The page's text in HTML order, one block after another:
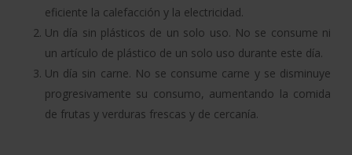
eficiente la calefacción y la electricidad.
Un día sin plásticos de un solo uso. No se consume ni
un artículo de plástico de un solo uso durante este día.
Un día sin carne. No se consume carne y se disminuye
progresivamente su consumo, aumentando la comida
de frutas y verduras frescas y de cercanía.